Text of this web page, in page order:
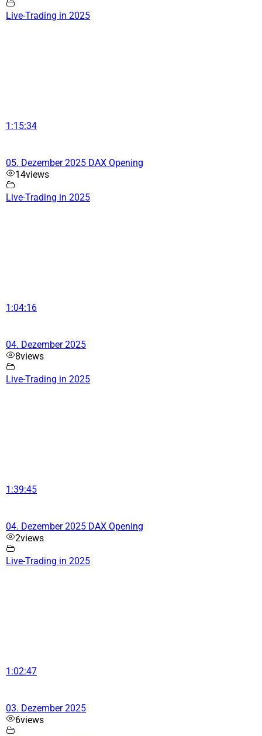
Live-Trading in 2025
1:15:34
05. Dezember 2025 DAX Opening
14views
Live-Trading in 2025
1:04:16
04. Dezember 2025
8views
Live-Trading in 2025
1:39:45
04. Dezember 2025 DAX Opening
2views
Live-Trading in 2025
1:02:47
03. Dezember 2025
6views